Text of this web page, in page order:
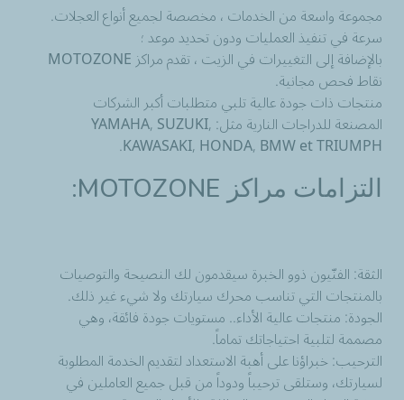
مجموعة واسعة من الخدمات ، مخصصة لجميع أنواع العجلات.
سرعة في تنفيذ العمليات ودون تحديد موعد ؛
بالإضافة إلى التغييرات في الزيت ، تقدم مراكز MOTOZONE
نقاط فحص مجانية.
منتجات ذات جودة عالية تلبي متطلبات أكبر الشركات
المصنعة للدراجات النارية مثل: YAMAHA, SUZUKI,
KAWASAKI, HONDA, BMW et TRIUMPH.
التزامات مراكز MOTOZONE:
الثقة: الفنّيون ذوو الخبرة سيقدمون لك النصيحة والتوصيات
بالمنتجات التي تناسب محرك سيارتك ولا شيء غير ذلك.
الجودة: منتجات عالية الأداء.. مستويات جودة فائقة، وهي
مصممة لتلبية احتياجاتك تماماً.
الترحيب: خبراؤنا على أهبة الاستعداد لتقديم الخدمة المطلوبة
لسيارتك، وستلقى ترحيباً ودوداً من قبل جميع العاملين في